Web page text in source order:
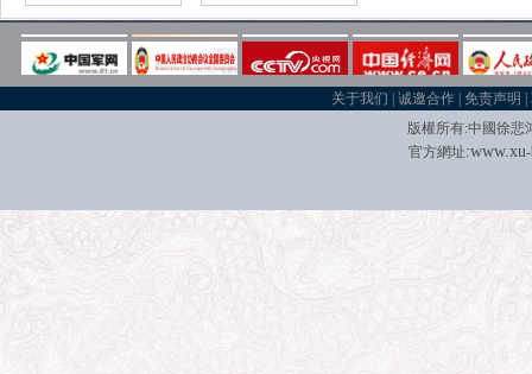
关于我们 |诚邀合作 |免责声明 |
版權所有:中國徐悲
官方網址:www.xu